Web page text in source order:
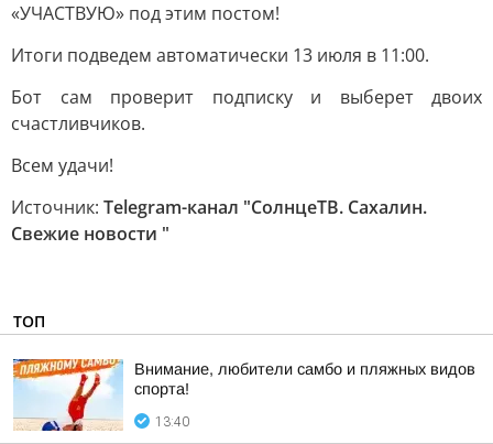
«УЧАСТВУЮ» под этим постом!
Итоги подведем автоматически 13 июля в 11:00.
Бот сам проверит подписку и выберет двоих
счастливчиков.
Всем удачи!
Источник: Telegram-канал "СолнцеТВ. Сахалин.
Свежие новости "
ТОП
Внимание, любители самбо и пляжных видов
спорта!
13:40